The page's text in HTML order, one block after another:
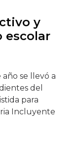
y
escolar
se llevó a
del
para
Incluyente